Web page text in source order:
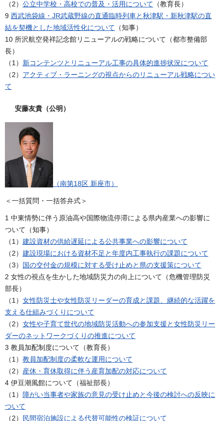
（2） 公立中学校・高校での普及・活用について （教育長）
9 西武池袋線・JR武蔵野線の直通臨時列車と秋津駅・新秋津駅の直
結を契機とした地域活性化について （知事）
10 所沢航空発祥記念館リニューアルの戦略について（都市整備部
長）
（1） 新コンテンツとリニューアル工事の具体的進捗状況について
（2） アクティブ・ラーニングの視点からのリニューアル戦略につい
て
安藤友貴（公明）
（南第18区 新座市）
＜一括質問・一括答弁式＞
1 中東情勢に伴う原油高や国際物流停滞による県内産業への影響に
ついて（知事）
（1） 建設資材の供給遅延による公共事業への影響について
（2） 建設現場における資材不足と年度内工事執行の課題について
（3）
国の交付金の規模に対する受け止めと県の支援策について
2 女性の視点を生かした地域防災力の向上について（危機管理防災
部長）
（1） 女性防災士や女性防災リーダーの育成と課題、継続的な活躍を
支える仕組みづくりについて
（2） 女性や子育て世代の地域防災活動への参加支援と女性防災リー
ダーのネットワークづくりの推進について
3 教員加配制度について（教育長）
（1） 教員加配制度の柔軟な運用について
（2） 産休・育休取得に伴う産育加配の対応について
4 伊豆潮風館について（福祉部長）
（1） 障がい当事者や家族の意見の受け止めと今後の検討への反映に
ついて
（2） 民間宿泊施設による代替可能性の検証について